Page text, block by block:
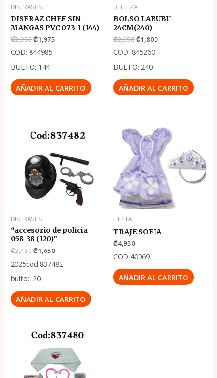
DISFRASES
DISFRAZ CHEF SIN
MANGAS PVC 073-1 (144)
₡2,950₡1,975
COD: 844985
BULTO: 144
AÑADIR AL CARRITO
BELLEZA
BOLSO LABUBU
24CM(240)
₡2,650₡1,800
COD: 845260
BULTO: 240
AÑADIR AL CARRITO
DISFRASES
“accesorio de policia
058-38 (120)”
₡2,450
original
.
₡2,450
₡1,650
actual
.
₡1,650
2025cod:837482
bulto:120
AÑADIR AL CARRITO
FIESTA
TRAJE SOFIA
₡4,950
COD 40069
AÑADIR AL CARRITO
El
precio
original
era:
.
₡2,500
El
precio
actual
es:
.
₡1,700